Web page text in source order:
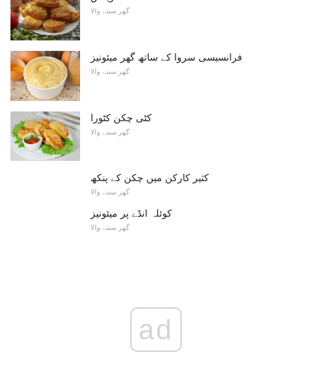
گھر سننے والا
فرانسیسی سروا کے ساتھ گھر میئونیز
گھر سننے والا
کٹی چکن کٹورا
گھر سننے والا
کثیر کارکن میں چکن کے پنکھ
گھر سننے والا
کوئلہ انڈے پر میئونیز
گھر سننے والا
ad